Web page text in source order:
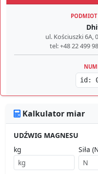
ul. Kościuszki 6A,
tel: +48 22 499
id:
Kalkulator miar
UDŹWIG MAGNESU
kg
Siła